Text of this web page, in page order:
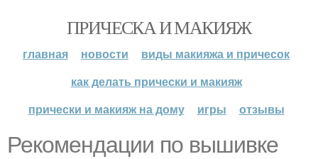
ПРИЧЕСКА И МАКИЯЖ
главная новости
виды макияжа и причесок
как делать прически и макияж
прически и макияж на дому
игры отзывы
Рекомендации по вышивке